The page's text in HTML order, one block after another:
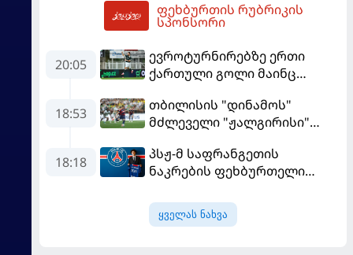
მომგებიანად გააგრძელა
ფეხბურთის რუბრიკის
სპონსორი
20:05
ევროტურნირებზე ერთი
ქართული გოლი მაინც
18:53
თბილისის "დინამოს"
მძლეველი "ჟალგირისი"
განადგურდა
18:18
პსჟ-მ საფრანგეთის
ნაკრების ფეხბურთელი
ყველას ნახვა